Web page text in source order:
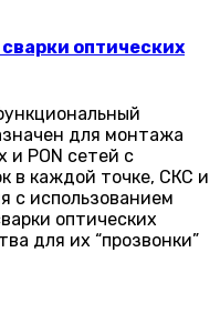
сварки оптических
для монтажа
и PON сетей с
в каждой точке, СКС и
с использованием
оптических
для их “прозвонки”